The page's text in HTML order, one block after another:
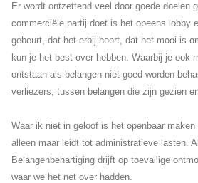
Er wordt ontzettend veel door goede
commerciële partij doet is het opeens
gebeurt, dat het erbij hoort, dat het mooi is
kun je het best over hebben. Waarbij je ook
ontstaan als belangen niet goed worden
verliezers; tussen belangen die zijn gezien
Waar ik niet in geloof is het openbaar
alleen maar leidt tot administratieve lasten.
Belangenbehartiging drijft op toevallige
waar we het net over hadden.